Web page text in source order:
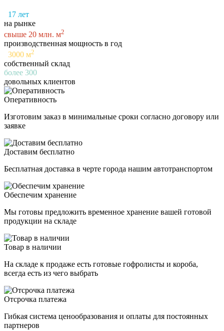
17 лет
на рынке
свыше 20 млн. м2
производственная мощность в год
3000 м2
собственный склад
более 300
довольных клиентов
Оперативность
Изготовим заказ в минимальные сроки согласно договору или
заявке
Доставим бесплатно
Бесплатная доставка в черте города нашим автотранспортом
Обеспечим хранение
Мы готовы предложить временное хранение вашей готовой
продукции на складе
Товар в наличии
На складе к продаже есть готовые гофролисты и короба,
всегда есть из чего выбрать
Отсрочка платежа
Гибкая система ценообразования и оплаты для постоянных
партнеров